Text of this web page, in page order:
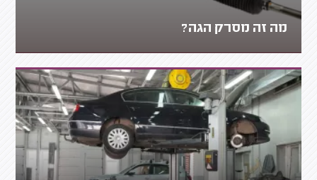
מה זה מסרק הגה?